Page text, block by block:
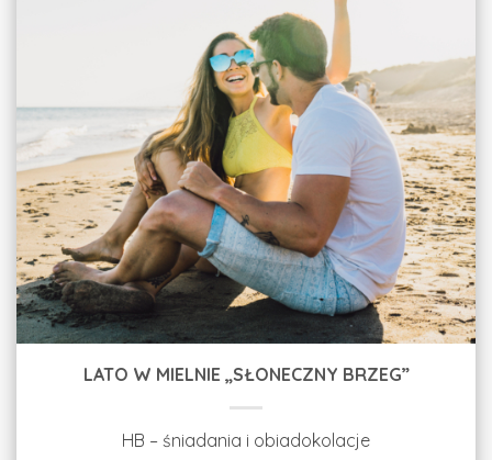
LATO W MIELNIE „SŁONECZNY BRZEG”
HB – śniadania i obiadokolacje